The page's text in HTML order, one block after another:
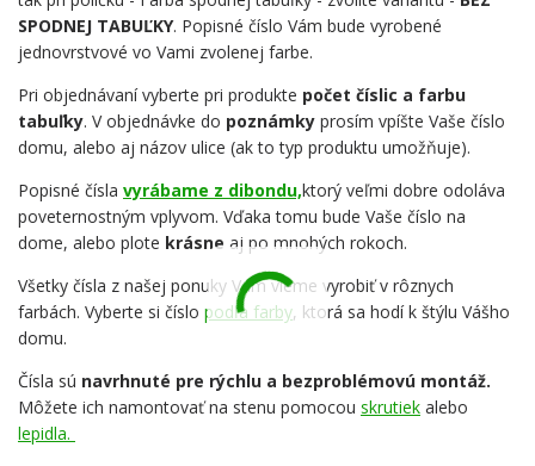
SPODNEJ TABUĽKY. Popisné číslo Vám bude vyrobené
jednovrstvové vo Vami zvolenej farbe.
Pri objednávaní vyberte pri produkte počet číslic a farbu
tabuľky. V objednávke do poznámky prosím vpíšte Vaše číslo
domu, alebo aj názov ulice (ak to typ produktu umožňuje).
Popisné čísla vyrábame z dibondu,ktorý veľmi dobre odoláva
poveternostným vplyvom. Vďaka tomu bude Vaše číslo na
dome, alebo plote krásne aj po mnohých rokoch.
Všetky čísla z našej ponuky Vám vieme vyrobiť v rôznych
farbách. Vyberte si číslo podľa farby, ktorá sa hodí k štýlu Vášho
domu.
Čísla sú navrhnuté pre rýchlu a bezproblémovú montáž.
Môžete ich namontovať na stenu pomocou skrutiek alebo
lepidla.